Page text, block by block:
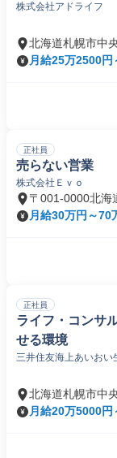
株式会社アドライフ
北海道札幌市中
月給25万2500円
正社員
売らない営業
株式会社Ｅｖｏ
〒001-0000北海
月給30万円～70
正社員
ライフ・コンサ
せる環境
三井住友海上あいおい
北海道札幌市中
月給20万5000円